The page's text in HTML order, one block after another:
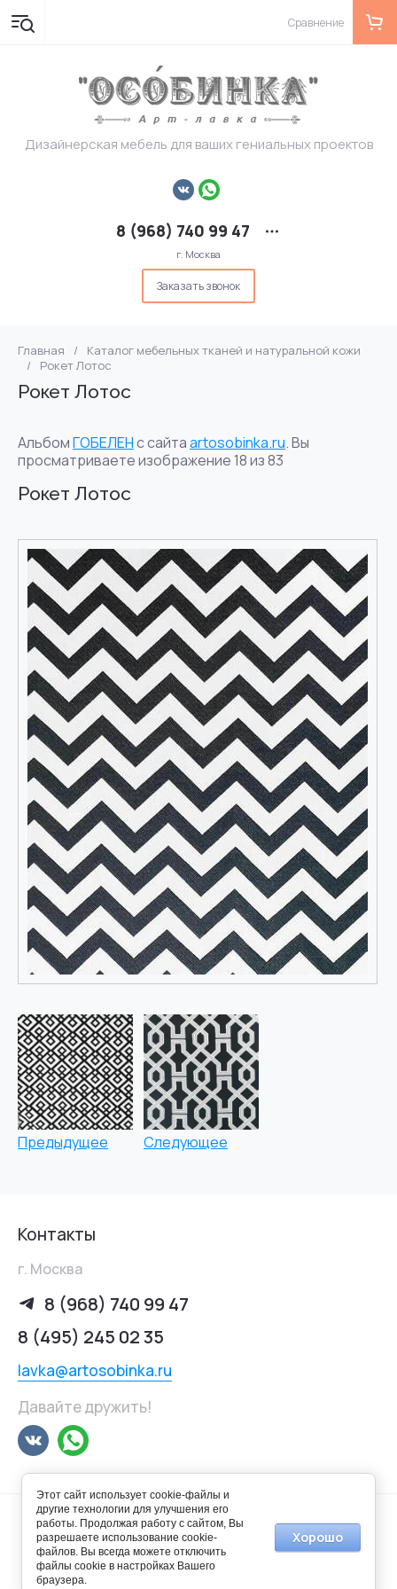
Дизайнерская мебель для ваших гениальных проектов
8 (968) 740 99 47
г. Москва
Заказать звонок
Сравнение
Главная /
Каталог мебельных тканей и натуральной кожи
/
Рокет Лотос
Рокет Лотос
АльбомГОБЕЛЕНс сайтаartosobinka.ru. Вы
просматриваете изображение 18 из 83
Рокет Лотос
Предыдущее Следующее
Контакты
г. Москва
8 (968) 740 99 47
8 (495) 245 02 35
lavka@artosobinka.ru
Давайте дружить!
© 2014-2025 Арт-лавка "Особинка"
Этот сайт использует cookie-файлы и
другие технологии для улучшения его
работы. Продолжая работу с сайтом, Вы
разрешаете использование cookie-
файлов. Вы всегда можете отключить
файлы cookie в настройках Вашего
браузера.
Хорошо